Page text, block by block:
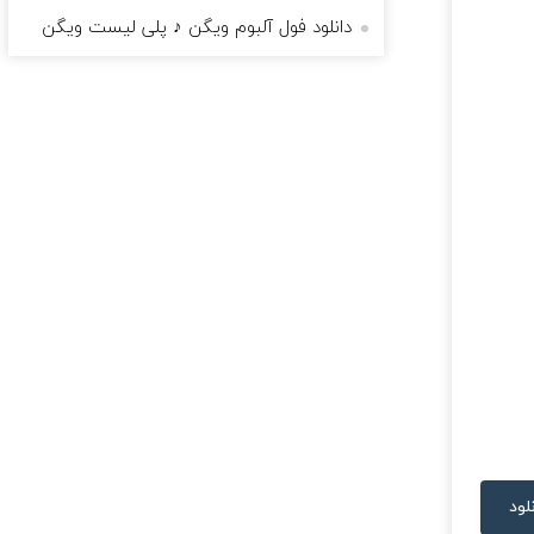
دانلود فول آلبوم ویگن ♪ پلی لیست ویگن